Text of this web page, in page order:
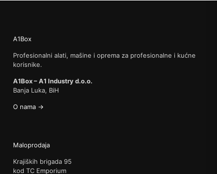
A1Box
Profesionalni alati, mašine i oprema za profesionalne i kućne
korisnike.
A1Box – A1 Industry d.o.o.
Banja Luka, BiH
O nama →
Maloprodaja
Krajiških brigada 95
kod TC Emporium